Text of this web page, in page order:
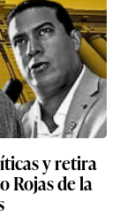
y retira
Rojas de la